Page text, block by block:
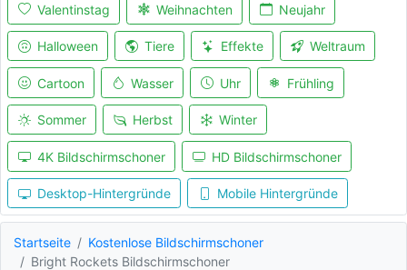
Valentinstag Weihnachten Neujahr
Halloween Tiere Effekte Weltraum
Cartoon Wasser Uhr Frühling
Sommer Herbst Winter
4K Bildschirmschoner HD Bildschirmschoner
Desktop-Hintergründe Mobile Hintergründe
Startseite
Kostenlose Bildschirmschoner
Bright Rockets Bildschirmschoner